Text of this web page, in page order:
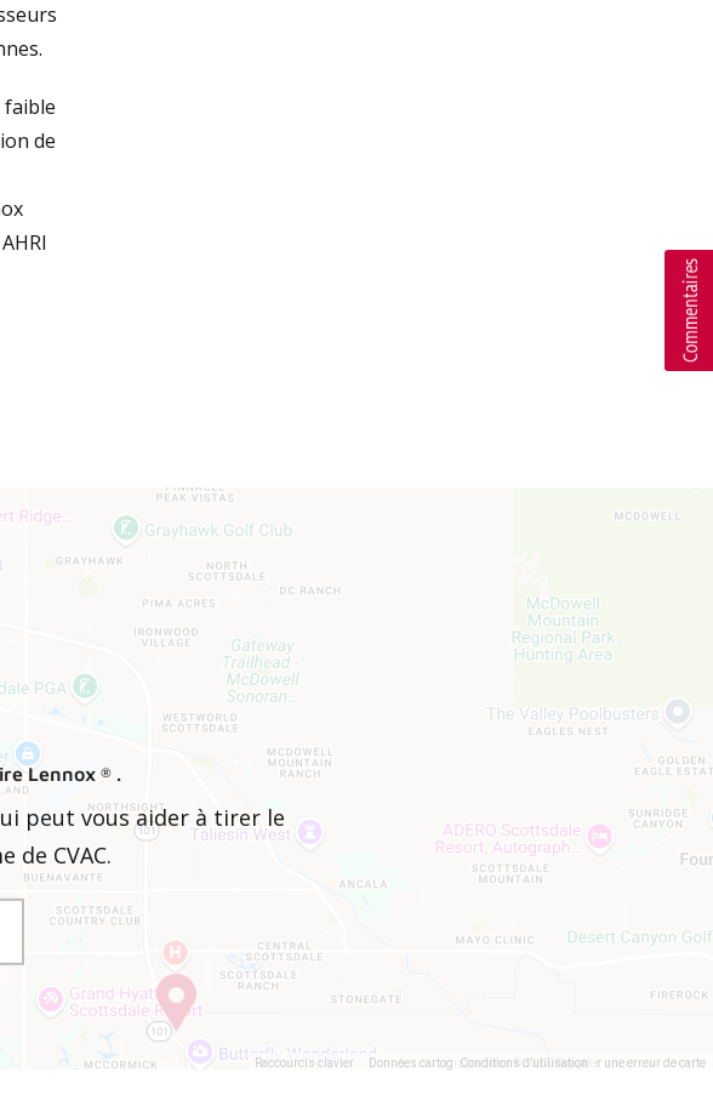
faible
de
Lennox ® .
peut vous aider à tirer le
de CVAC.
Raccourcis clavier Données cartographiques ©2022 Google
Conditions d’utilisationSignaler une erreur de carte